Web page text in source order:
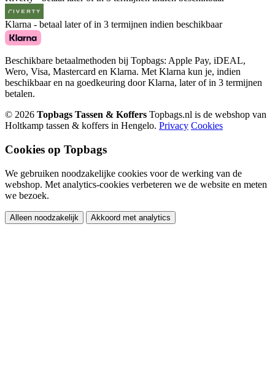
Klarna - betaal later of in 3 termijnen indien beschikbaar
Beschikbare betaalmethoden bij Topbags: Apple Pay, iDEAL,
Wero, Visa, Mastercard en Klarna. Met Klarna kun je, indien
beschikbaar en na goedkeuring door Klarna, later of in 3 termijnen
betalen.
© 2026 Topbags Tassen & Koffers Topbags.nl is de webshop van
Holtkamp tassen & koffers in Hengelo. Privacy Cookies
Cookies op Topbags
We gebruiken noodzakelijke cookies voor de werking van de
webshop. Met analytics-cookies verbeteren we de website en meten
we bezoek.
Alleen noodzakelijk Akkoord met analytics